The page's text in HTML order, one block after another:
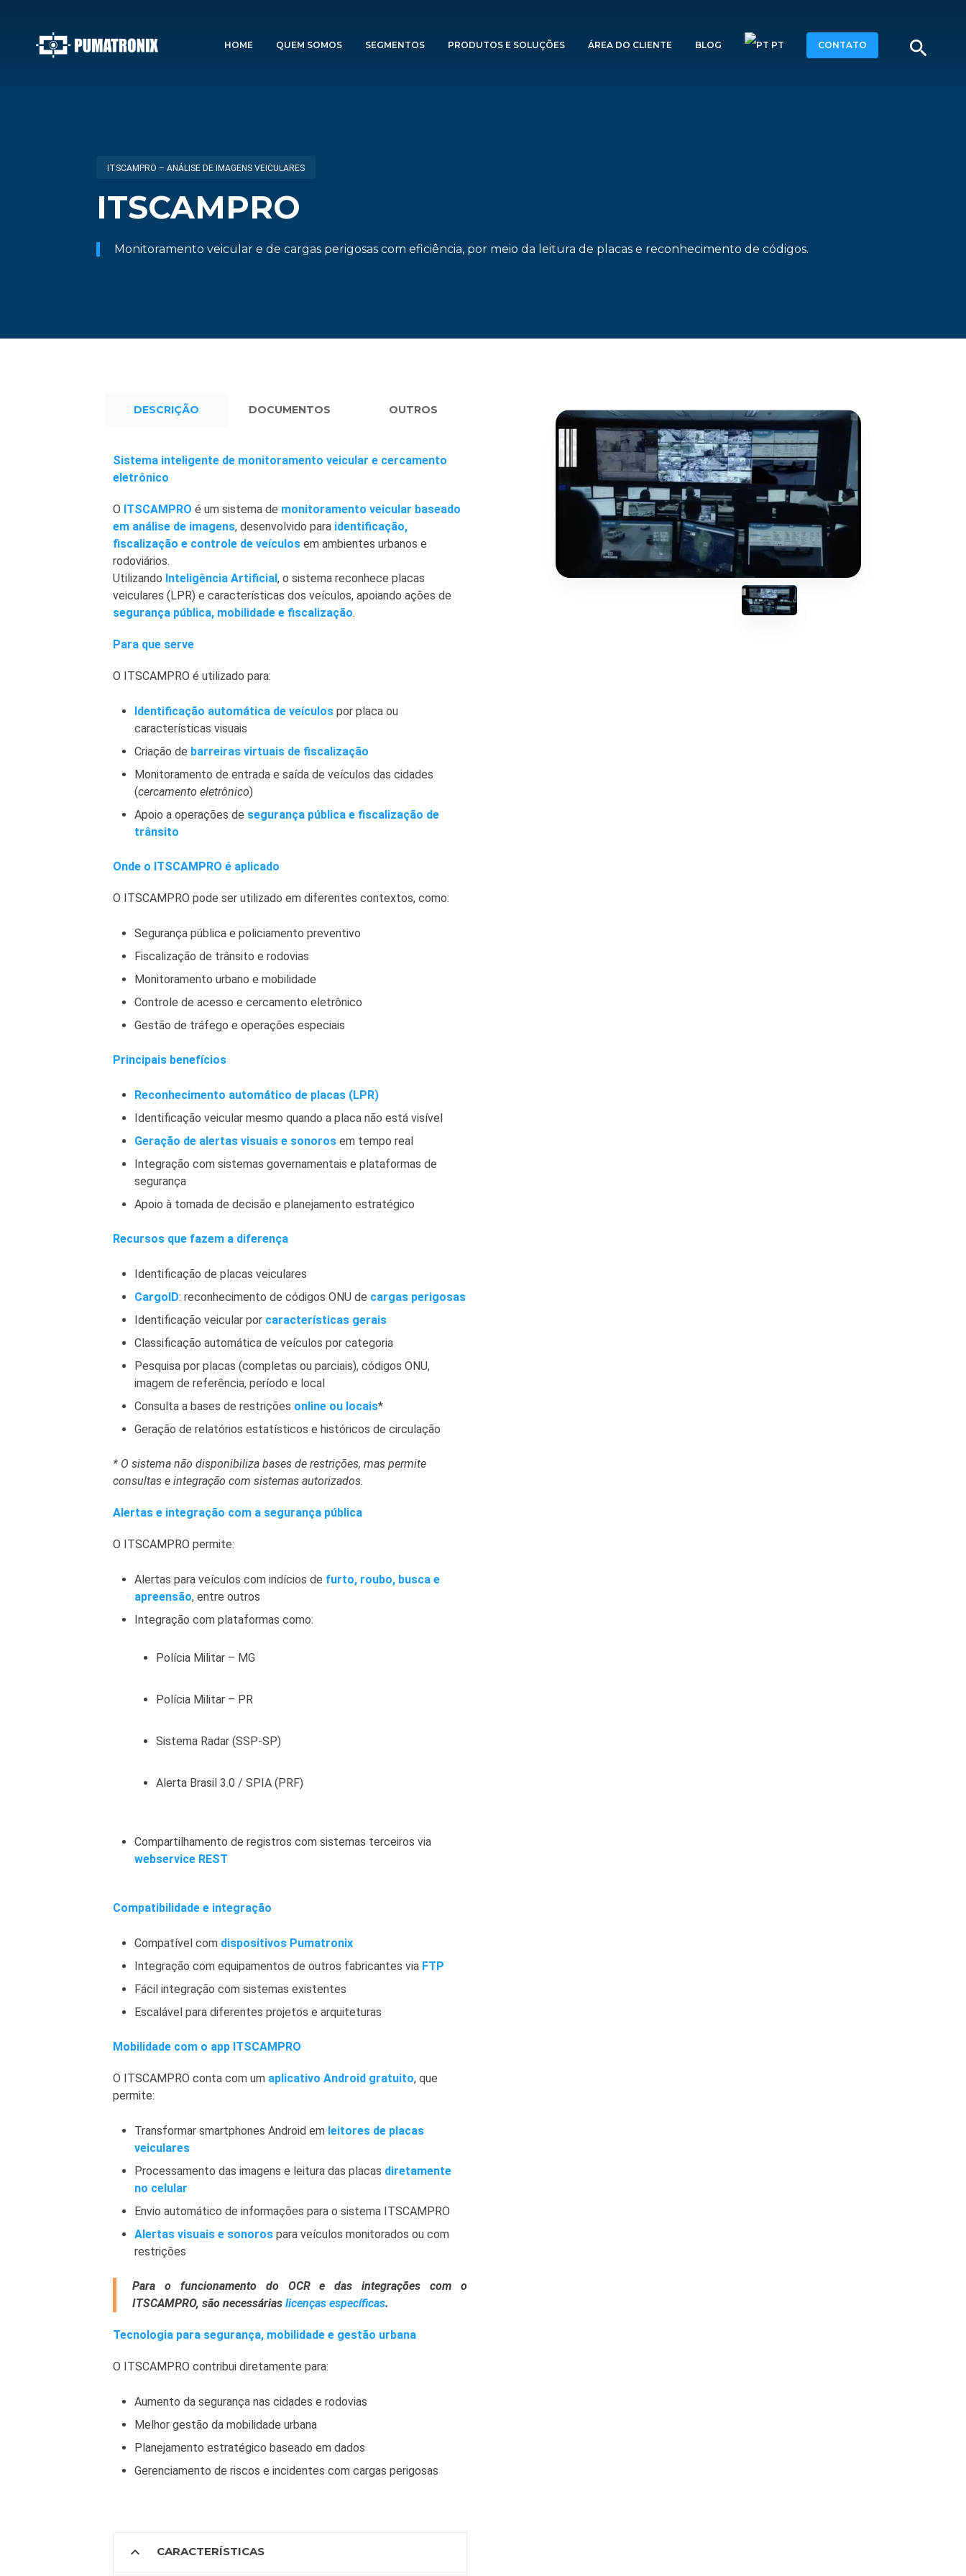
search
CONTATO
HOME QUEM SOMOS SEGMENTOS PRODUTOS E SOLUÇÕES ÁREA DO CLIENTE BLOG PT
ITSCAMPRO – ANÁLISE DE IMAGENS VEICULARES
ITSCAMPRO
Monitoramento veicular e de cargas perigosas com eficiência, por meio da leitura de placas e reconhecimento de códigos.
DESCRIÇÃO DOCUMENTOS OUTROS
Sistema inteligente de monitoramento veicular e cercamento
eletrônico
O ITSCAMPRO é um sistema de monitoramento veicular baseado
em análise de imagens, desenvolvido para identificação,
fiscalização e controle de veículosem ambientes urbanos e
rodoviários.
Utilizando Inteligência Artificial, o sistema reconhece placas
veiculares (LPR) e características dos veículos, apoiando ações de
segurança pública, mobilidade e fiscalização.
Para que serve
O ITSCAMPRO é utilizado para:
Identificação automática de veículospor placa ou
características visuais
Criação de barreiras virtuais de fiscalização
Monitoramento de entrada e saída de veículos das cidades
(cercamento eletrônico)
Apoio a operações de segurança pública e fiscalização de
trânsito
Onde o ITSCAMPRO é aplicado
O ITSCAMPRO pode ser utilizado em diferentes contextos, como:
Segurança pública e policiamento preventivo
Fiscalização de trânsito e rodovias
Monitoramento urbano e mobilidade
Controle de acesso e cercamento eletrônico
Gestão de tráfego e operações especiais
Principais benefícios
Reconhecimento automático de placas (LPR)
Identificação veicular mesmo quando a placa não está visível
Geração de alertas visuais e sonorosem tempo real
Integração com sistemas governamentais e plataformas de
segurança
Apoio à tomada de decisão e planejamento estratégico
Recursos que fazem a diferença
Identificação de placas veiculares
CargoID: reconhecimento de códigos ONU de cargas perigosas
Identificação veicular por características gerais
Classificação automática de veículos por categoria
Pesquisa por placas (completas ou parciais), códigos ONU,
imagem de referência, período e local
Consulta a bases de restrições online ou locais*
Geração de relatórios estatísticos e históricos de circulação
* O sistema não disponibiliza bases de restrições, mas permite
consultas e integração com sistemas autorizados.
Alertas e integração com a segurança pública
O ITSCAMPRO permite:
Alertas para veículos com indícios de furto, roubo, busca e
apreensão, entre outros
Integração com plataformas como:
Polícia Militar – MG
Polícia Militar – PR
Sistema Radar (SSP-SP)
Alerta Brasil 3.0 / SPIA (PRF)
Compartilhamento de registros com sistemas terceiros via
webservice REST
Compatibilidade e integração
Compatível com dispositivos Pumatronix
Integração com equipamentos de outros fabricantes via FTP
Fácil integração com sistemas existentes
Escalável para diferentes projetos e arquiteturas
Mobilidade com o app ITSCAMPRO
O ITSCAMPRO conta com um aplicativo Android gratuito, que
permite:
Transformar smartphones Android em leitores de placas
veiculares
Processamento das imagens e leitura das placas diretamente
no celular
Envio automático de informações para o sistema ITSCAMPRO
Alertas visuais e sonorospara veículos monitorados ou com
restrições
Para o funcionamento do OCR e das integrações com o
ITSCAMPRO, são necessáriaslicenças específicas.
Tecnologia para segurança, mobilidade e gestão urbana
O ITSCAMPRO contribui diretamente para:
Aumento da segurança nas cidades e rodovias
Melhor gestão da mobilidade urbana
Planejamento estratégico baseado em dados
Gerenciamento de riscos e incidentes com cargas perigosas
expand_more CARACTERÍSTICAS